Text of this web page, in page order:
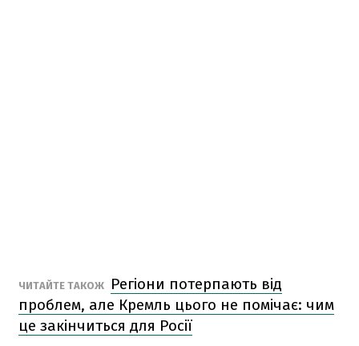
ЧИТАЙТЕ ТАКОЖ
Регіони потерпають від
проблем, але Кремль цього не помічає: чим
це закінчиться для Росії